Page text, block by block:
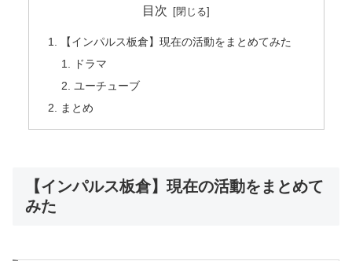
目次
【インパルス板倉】現在の活動をまとめてみた
ドラマ
ユーチューブ
まとめ
【インパルス板倉】現在の活動をまとめて
みた